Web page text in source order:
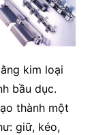
kim loại
bầu dục.
thành một
giữ, kéo,